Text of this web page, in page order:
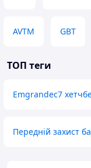
AVTM GBT
ТОП теги
Emgrandec7
Передній захист